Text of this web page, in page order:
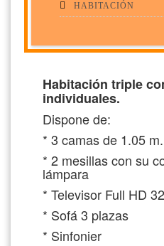
HABITACIÓN
Habitación triple
individuales.
Dispone de:
* 3 camas de 1.05 m.
* 2 mesillas con su
lámpara
* Televisor Full HD
* Sofá 3 plazas
* Sinfonier